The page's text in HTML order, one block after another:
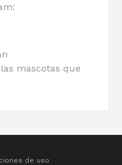
mascotas que
de uso